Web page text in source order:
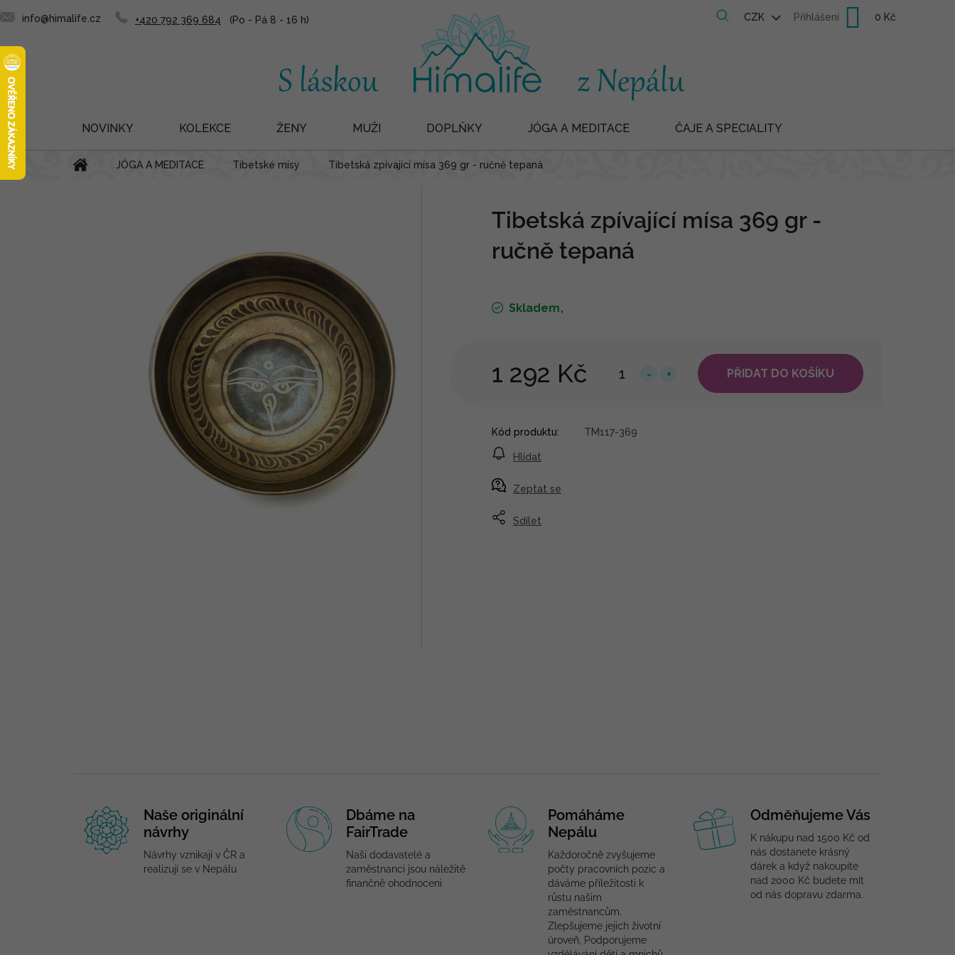
Přejít
na
obsah
+420 792 369 684
info@himalife.cz CZK Přihlášení
Nákupní
NOVINKY KOLEKCE ŽENY MUŽI DOPLŇKY JÓGA A MEDITACE ČAJE A SPECIALITY
Domů JÓGA A MEDITACE Tibetské mísy Tibetská zpívající mísa 369 gr - ručně tepaná
Tibetská zpívající mísa 369 gr -
ručně tepaná
Skladem
1 292 Kč PŘIDAT DO KOŠÍKU
Zeptat se
Hlídat
Sdílet
Kód produktu: TM117-369
Naše originální
návrhy
Návrhy vznikají v ČR a
realizují se v Nepálu
Dbáme na
FairTrade
Naši dodavatelé a
zaměstnanci jsou náležitě
finančně ohodnoceni
Pomáháme
Nepálu
Každoročně zvyšujeme
počty pracovních pozic a
dáváme příležitosti k
růstu našim
zaměstnancům.
Zlepšujeme jejich životní
úroveň, Podporujeme
Odměňujeme Vás
K nákupu nad 1500 Kč od
nás dostanete krásný
dárek a když nakoupíte
nad 2000 Kč budete mít
od nás dopravu zdarma.